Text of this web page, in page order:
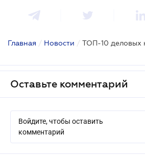
Главная / Новости / ТОП-10 деловых
Оставьте комментарий
Войдите, чтобы оставить
комментарий